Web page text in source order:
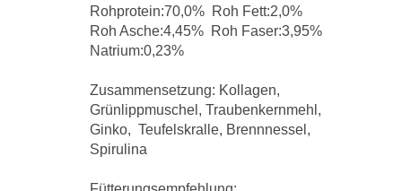
Rohprotein:70,0% Roh Fett:2,0%
Roh Asche:4,45% Roh Faser:3,95%
Natrium:0,23%
Zusammensetzung: Kollagen,
Grünlippmuschel, Traubenkernmehl,
Ginko, Teufelskralle, Brennnessel,
Spirulina